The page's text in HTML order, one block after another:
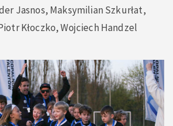
Jasnos, Maksymilian Szkurłat,
Kłoczko, Wojciech Handzel